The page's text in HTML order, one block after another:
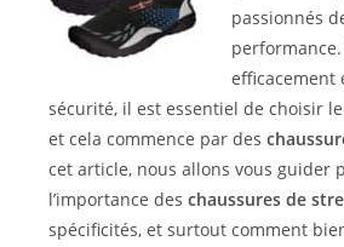
passionnés
efficacement
sécurité, il est essentiel de choisir
et cela commence par des
cet article, nous allons vous guider
l’importance des chaussures de
spécificités, et surtout comment